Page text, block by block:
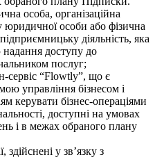
особа, організаційна
юридичної особи або фізична
діяльність, яка
надання доступу до
послуг;
сервіс “Flowtly”, що є
управління бізнесом і
керувати бізнес-операціями
доступні на умовах
і в межах обраного плану
здійснені у звʼязку з